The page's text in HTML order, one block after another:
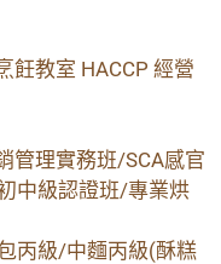
飪教室 HACCP 經營
管理實務班/SCA感官
中級認證班/專業烘
丙級/中麵丙級(酥糕